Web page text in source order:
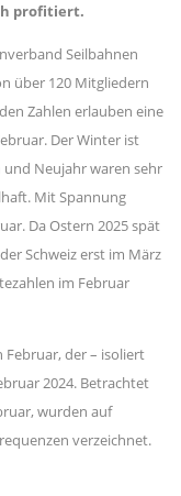
profitiert.
Seilbahnen
über 120 Mitgliedern
Zahlen erlauben eine
Der Winter ist
Neujahr waren sehr
Mit Spannung
Da Ostern 2025 spät
Schweiz erst im März
im Februar
der – isoliert
2024. Betrachtet
wurden auf
verzeichnet.